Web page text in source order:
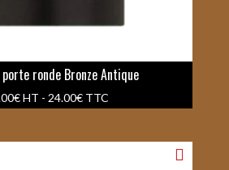
ronde Bronze Antique
€HT - 24.00€TTC